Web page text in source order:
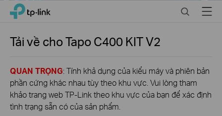
Click
the
navigation
TP-Link, Reliably Smart SearchMenu
Tải về choTapo C400 KITV2
QUAN TRỌNG: Tính khả dụng của kiểu máy và phiên bản
phần cứng khác nhau tùy theo khu vực. Vui lòng tham
khảo trang web TP-Link theo khu vực của bạn để xác định
tình trạng sẵn có của sản phẩm.